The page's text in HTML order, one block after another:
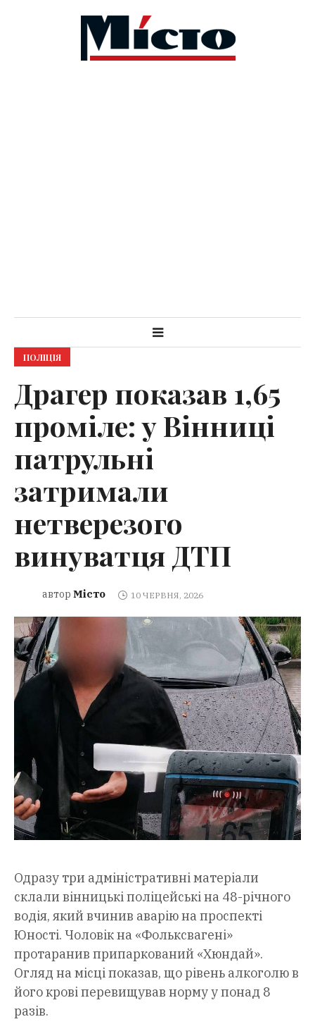
ПОЛІЦІЯ
Драгер показав 1,65
проміле: у Вінниці
патрульні
затримали
нетверезого
винуватця ДТП
автор Місто 10 ЧЕРВНЯ, 2026
Одразу три адміністративні матеріали
склали вінницькі поліцейські на 48-річного
водія, який вчинив аварію на проспекті
Юності. Чоловік на «Фольксвагені»
протаранив припаркований «Хюндай».
Огляд на місці показав, що рівень алкоголю в
його крові перевищував норму у понад 8
разів.